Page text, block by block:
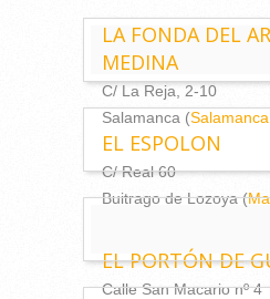
LA FONDA DEL
MEDINA
C/ La Reja, 2-10
Salamanca (Salamanca
EL ESPOLON
C/ Real 60
Buitrago de Lozoya (
EL PORTÓN DE
Calle San Macario nº 4